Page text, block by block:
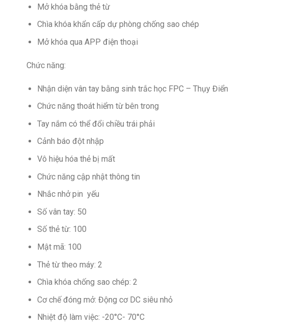
Mở khóa bằng thẻ từ
Chìa khóa khẩn cấp dự phòng chống sao chép
Mở khóa qua APP điện thoại
Chức năng:
Nhận diện vân tay bằng sinh trắc học FPC – Thụy Điển
Chức năng thoát hiểm từ bên trong
Tay nắm có thể đổi chiều trái phải
Cảnh báo đột nhập
Vô hiệu hóa thẻ bị mất
Chức năng cập nhật thông tin
Nhắc nhở pin yếu
Số vân tay: 50
Số thẻ từ: 100
Mật mã: 100
Thẻ từ theo máy: 2
Chìa khóa chống sao chép: 2
Cơ chế đóng mở: Động cơ DC siêu nhỏ
Nhiệt độ làm việc: -20°C- 70°C